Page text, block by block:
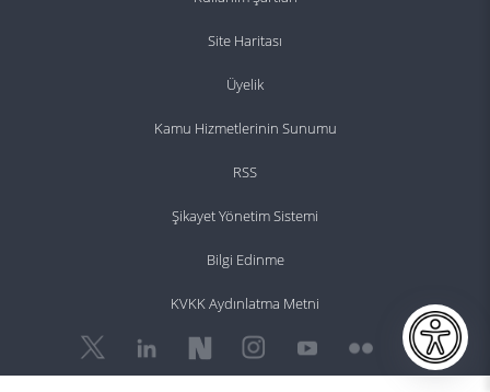
Site Haritası
Üyelik
Kamu Hizmetlerinin Sunumu
RSS
Şikayet Yönetim Sistemi
Bilgi Edinme
KVKK Aydınlatma Metni